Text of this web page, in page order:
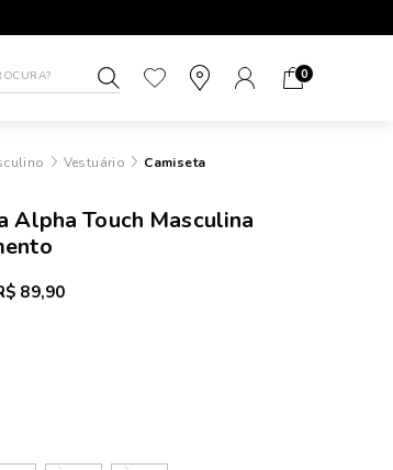
0
Vestuário Camiseta
Alpha Touch Masculina
89,90